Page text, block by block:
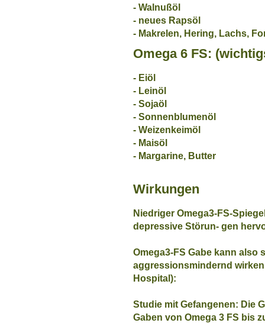
- Walnußöl
- neues Rapsöl
- Makrelen, Hering, Lachs,
Omega 6 FS:
- Eiöl
- Leinöl
- Sojaöl
- Sonnenblumenöl
- Weizenkeimöl
- Maisöl
- Margarine, Butter
Wirkungen
Niedriger Omega3-FS-
depressive Störun- gen
Omega3-FS Gabe kann
aggressionsmindernd
Hospital):
Studie mit Gefangenen: Die
Gaben von Omega 3 FS bis